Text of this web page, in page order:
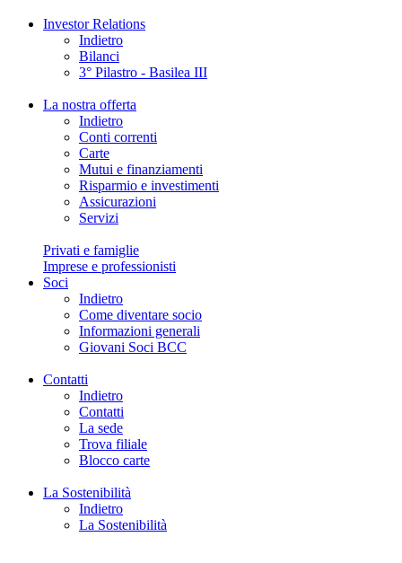
Investor Relations
Indietro
Bilanci
3° Pilastro - Basilea III
La nostra offerta
Indietro
Conti correnti
Carte
Mutui e finanziamenti
Risparmio e investimenti
Assicurazioni
Servizi
Privati e famiglie
Imprese e professionisti
Soci
Indietro
Come diventare socio
Informazioni generali
Giovani Soci BCC
Contatti
Indietro
Contatti
La sede
Trova filiale
Blocco carte
La Sostenibilità
Indietro
La Sostenibilità